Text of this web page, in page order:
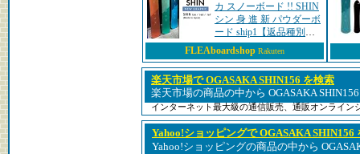
カ スノーボード !! SHIN
シン 身 進 新 パウダーボ
ード ship1【返品種別
OUTLET】
FLEAboardshop Rakuten
楽天市場で OGASAKA SHIN156 を検索
楽天市場の商品の中から OGASAKA
インターネット最大級の通信販売、通販オンライン
Yahoo!ショッピングで OGASAKA SHIN156
Yahoo!ショッピングの商品の中から